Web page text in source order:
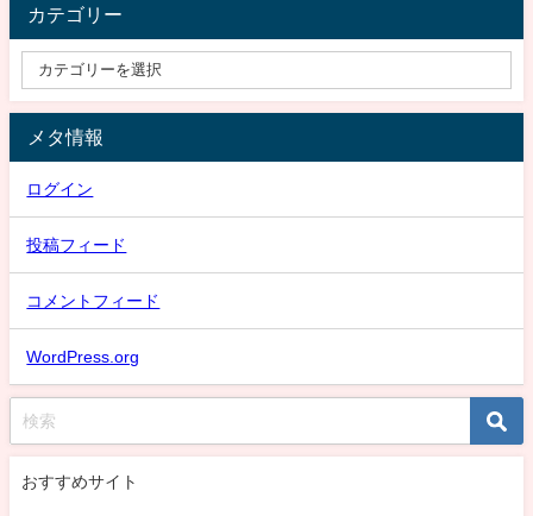
カテゴリー
メタ情報
ログイン
投稿フィード
コメントフィード
WordPress.org
おすすめサイト